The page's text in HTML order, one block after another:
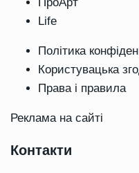
Life
Політика
Користувацька
Права і правила
Реклама на сайті
Контакти